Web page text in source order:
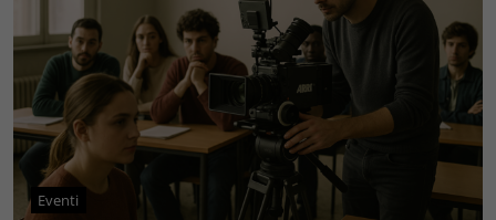
Eventi